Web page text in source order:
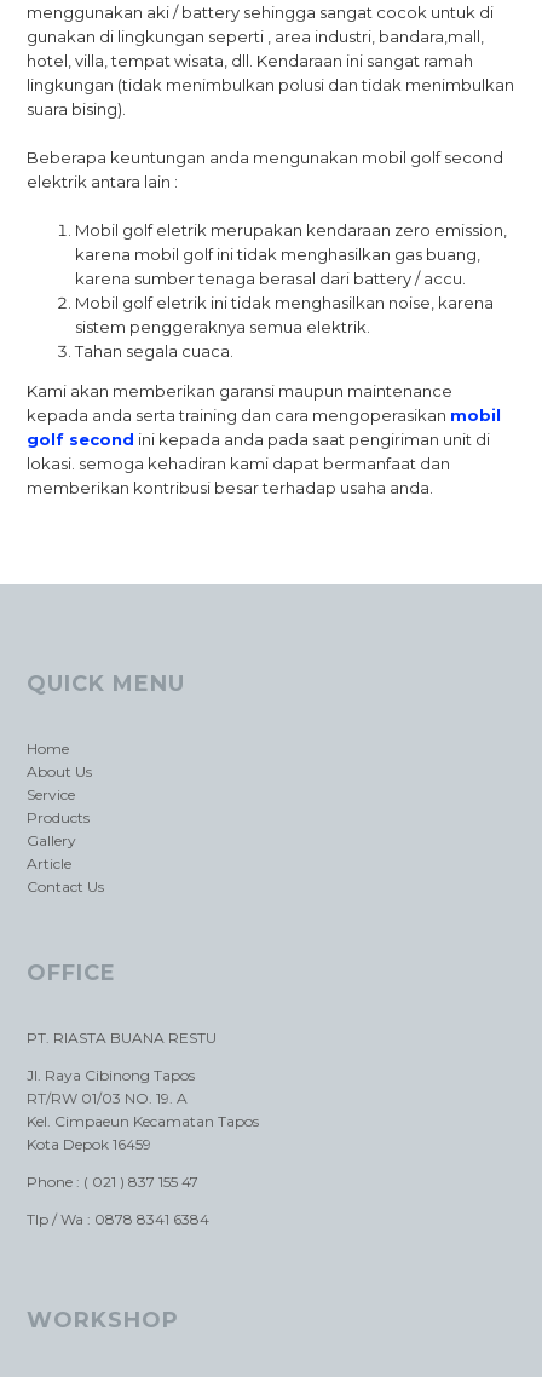
menggunakan aki / battery sehingga sangat cocok untuk di
gunakan di lingkungan seperti , area industri, bandara,mall,
hotel, villa, tempat wisata, dll. Kendaraan ini sangat ramah
lingkungan (tidak menimbulkan polusi dan tidak menimbulkan
suara bising).
Beberapa keuntungan anda mengunakan mobil golf second
elektrik antara lain :
Mobil golf eletrik merupakan kendaraan zero emission,
karena mobil golf ini tidak menghasilkan gas buang,
karena sumber tenaga berasal dari battery / accu.
Mobil golf eletrik ini tidak menghasilkan noise, karena
sistem penggeraknya semua elektrik.
Tahan segala cuaca.
Kami akan memberikan garansi maupun maintenance
kepada anda serta training dan cara mengoperasikan mobil
golf second ini kepada anda pada saat pengiriman unit di
lokasi. semoga kehadiran kami dapat bermanfaat dan
memberikan kontribusi besar terhadap usaha anda.
QUICK MENU
Home
About Us
Service
Products
Gallery
Article
Contact Us
OFFICE
PT. RIASTA BUANA RESTU
Jl. Raya Cibinong Tapos
RT/RW 01/03 NO. 19. A
Kel. Cimpaeun Kecamatan Tapos
Kota Depok 16459
Phone : ( 021 ) 837 155 47
Tlp / Wa : 0878 8341 6384
WORKSHOP